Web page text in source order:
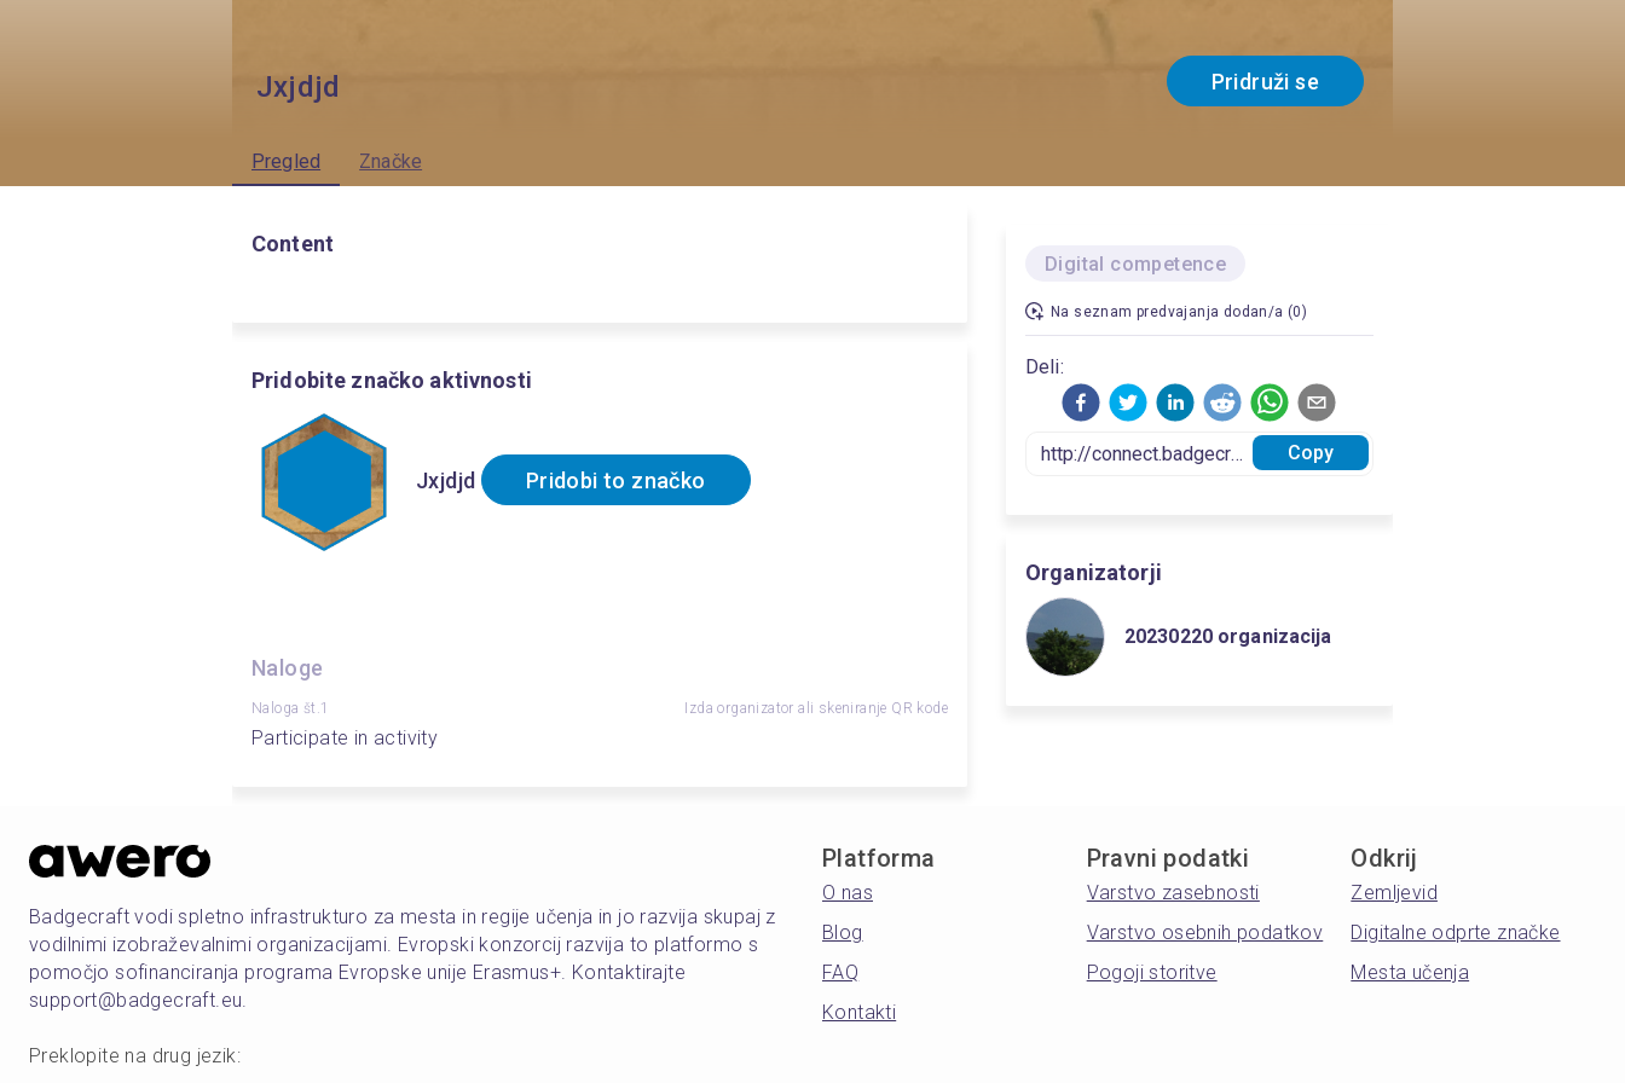
Jxjdjd Pridruži se
Pregled Značke
Content
Pridobite značko aktivnosti
Jxjdjd Pridobi to značko
Naloge
Naloga št.1 Izda organizator ali skeniranje QR kode
Participate in activity
Digital competence
Na seznam predvajanja dodan/a (0)
Deli:
Copy
Organizatorji
20230220 organizacija
Badgecraft vodi spletno infrastrukturo za mesta in regije učenja in jo razvija skupaj z
vodilnimi izobraževalnimi organizacijami. Evropski konzorcij razvija to platformo s
pomočjo sofinanciranja programa Evropske unije Erasmus+. Kontaktirajte
support@badgecraft.eu.
Platforma
O nas
Blog
FAQ
Kontakti
Pravni podatki
Varstvo zasebnosti
Varstvo osebnih podatkov
Pogoji storitve
Odkrij
Zemljevid
Digitalne odprte značke
Mesta učenja
Preklopite na drug jezik: